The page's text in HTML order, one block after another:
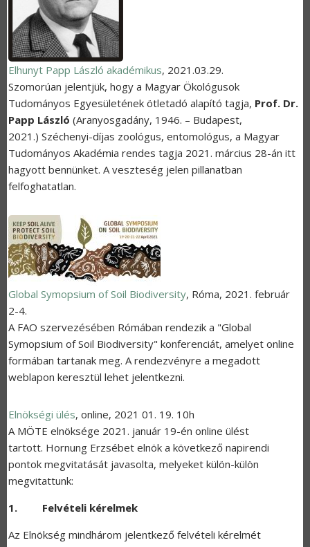
Elhunyt Papp László akadémikus, 2021.03.29.
Szomorúan jelentjük, hogy a Magyar Ökológusok
Tudományos Egyesületének ötletadó alapító tagja, Prof. Dr.
Papp László (Aranyosgadány, 1946. – Budapest,
2021.) Széchenyi-díjas zoológus, entomológus, a Magyar
Tudományos Akadémia rendes tagja 2021. március 28-án itt
hagyott bennünket. A veszteség jelen pillanatban
felfoghatatlan.
Global Symopsium of Soil Biodiversity, Róma, 2021. február
2-4.
A FAO szervezésében Rómában rendezik a "Global
Symopsium of Soil Biodiversity" konferenciát, amelyet online
formában tartanak meg. A rendezvényre a megadott
weblapon keresztül lehet jelentkezni.
Elnökségi ülés, online, 2021 01. 19. 10h
A MÖTE elnöksége 2021. január 19-én online ülést
tartott. Hornung Erzsébet elnök a következő napirendi
pontok megvitatását javasolta, melyeket külön-külön
megvitattunk:
1. Felvételi kérelmek
Az Elnökség mindhárom jelentkező felvételi kérelmét